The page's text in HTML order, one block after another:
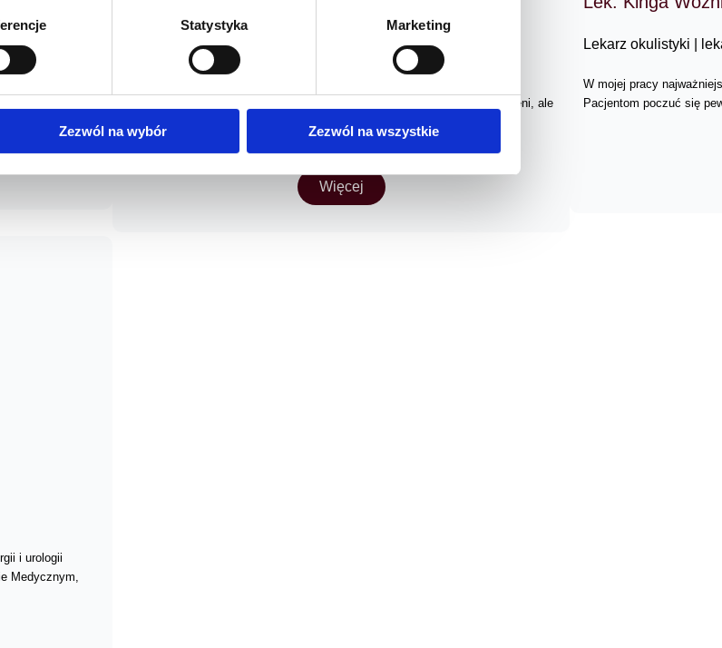
Statystyka Marketing
Zezwól na wybór Zezwól na wszystkie
moczowej,
moczu u
Terapeutka Biologicznej Odnowy Twarzy | Kosmetyczka
zauważa w swoim wyglądzie i samopoczuciu.v”Wszyscy jesteśmy połączeni, ale
Więcej
Lekarz okulistyki |
W mojej pracy
Pacjentom poczuć się
i urologii
Medycznym,